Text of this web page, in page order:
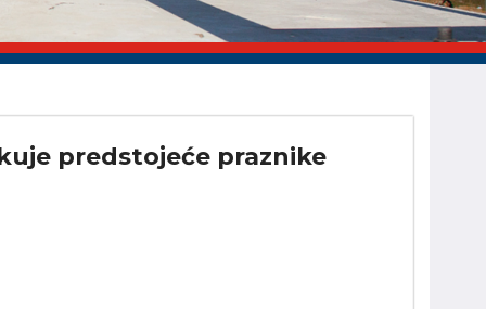
predstojeće praznike